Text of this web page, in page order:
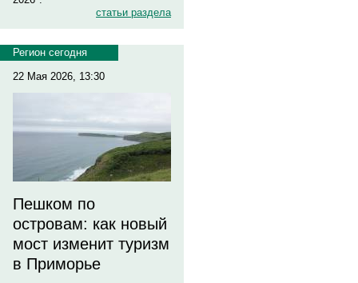
статьи раздела
Регион сегодня
22 Мая 2026, 13:30
Пешком по
островам: как новый
мост изменит туризм
в Приморье